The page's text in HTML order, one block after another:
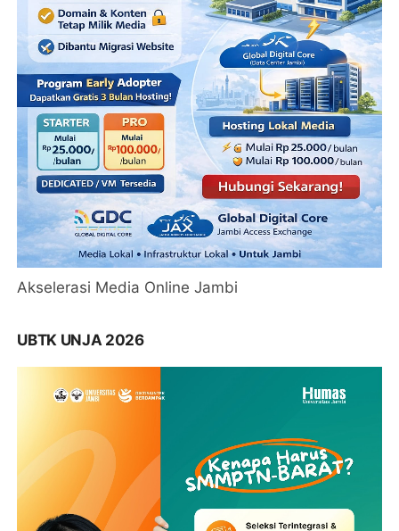
Akselerasi Media Online Jambi
UBTK UNJA 2026